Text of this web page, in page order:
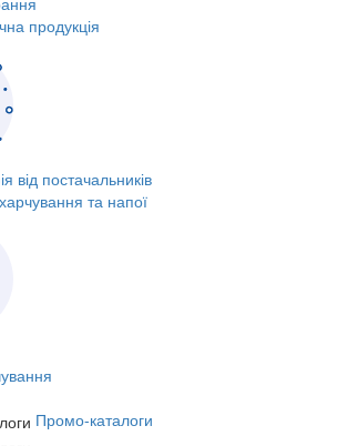
продукція
від постачальників
та напої
Промо-каталоги